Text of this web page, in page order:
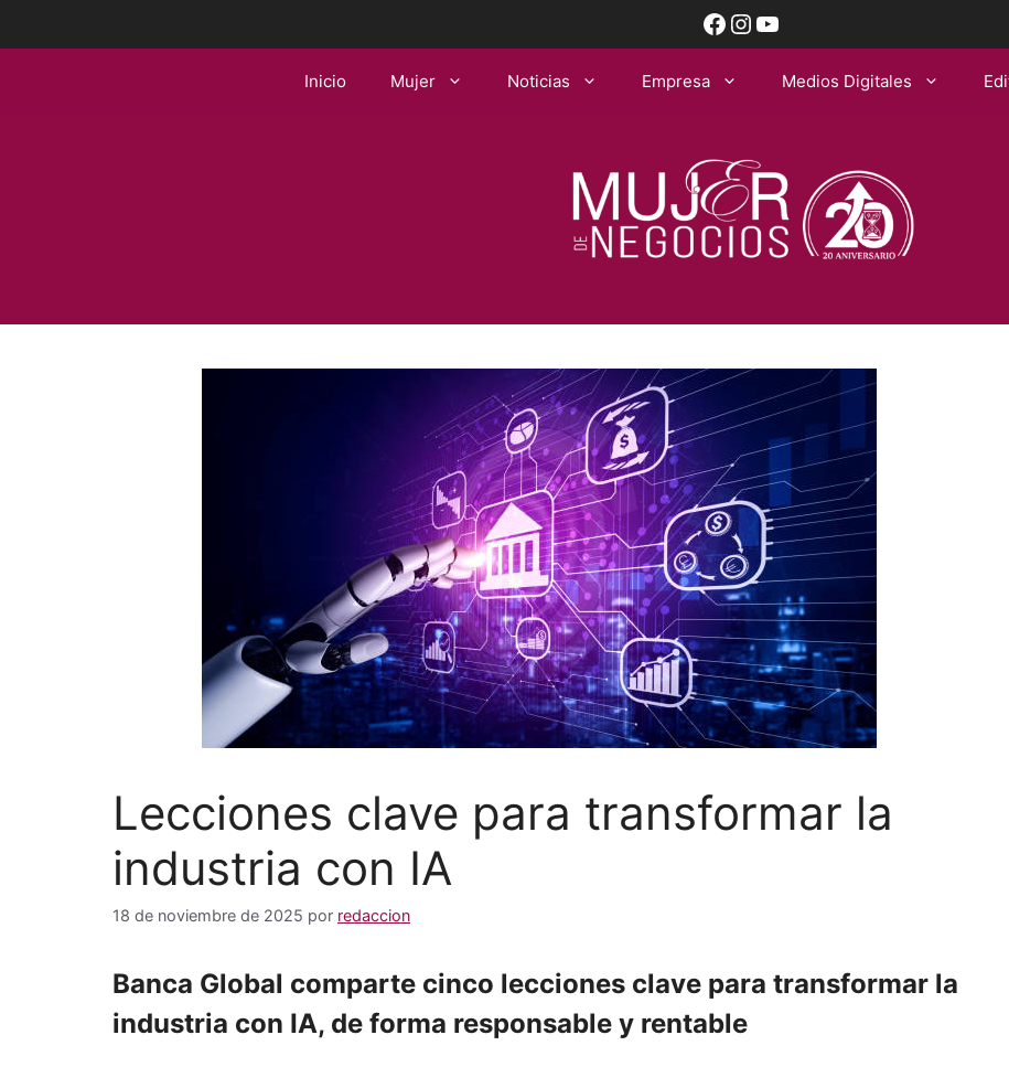
Facebook
Instagram
YouTube
Inicio Mujer Noticias Empresa Medios Digitales
Lecciones clave para transformar la
industria con IA
18 de noviembre de 2025 por redaccion
Banca Global comparte cinco lecciones clave para transformar la
industria con IA, de forma responsable y rentable